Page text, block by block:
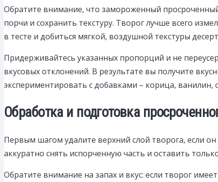
Обратите внимание, что замороженный
порчи и сохранить текстуру. Творог лучше всего
в тесте и добиться мягкой, воздушной текстуры
Придерживайтесь указанных пропорций и не
вкусовых отклонений. В результате вы получите
экспериментировать с добавками – корица,
Обработка и подготовка
Первым шагом удалите верхний слой творога, если
аккуратно снять испорченную часть и оставить
Обратите внимание на запах и вкус: если творог